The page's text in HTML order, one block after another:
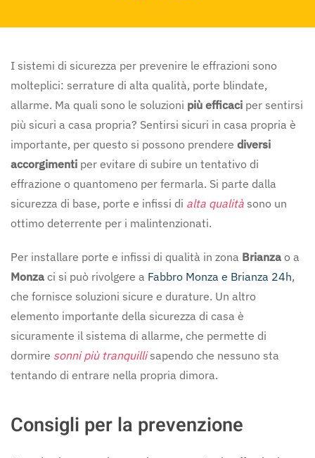
I sistemi di sicurezza per prevenire le effrazioni sono
molteplici: serrature di alta qualità, porte blindate,
allarme. Ma quali sono le soluzioni più efficaci per sentirsi
più sicuri a casa propria? Sentirsi sicuri in casa propria è
importante, per questo si possono prendere diversi
accorgimenti per evitare di subire un tentativo di
effrazione o quantomeno per fermarla. Si parte dalla
sicurezza di base, porte e infissi di alta qualità sono un
ottimo deterrente per i malintenzionati.
Per installare porte e infissi di qualità in zona Brianza o a
Monza ci si può rivolgere a Fabbro Monza e Brianza 24h,
che fornisce soluzioni sicure e durature. Un altro
elemento importante della sicurezza di casa è
sicuramente il sistema di allarme, che permette di
dormire sonni più tranquillisapendo che nessuno sta
tentando di entrare nella propria dimora.
Consigli per la prevenzione